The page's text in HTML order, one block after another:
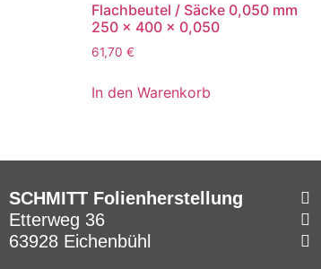
Flachbeutel / Säcke 0,050 mm
250 x 400 x 0,050
61,70 €
In den Warenkorb
SCHMITT Folienherstellung
Etterweg 36
63928 Eichenbühl